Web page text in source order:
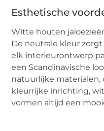
Esthetische
Witte houten
De neutrale kleur
elk interieurontwerp
een Scandinavische
natuurlijke materialen,
kleurrijke inrichting,
vormen altijd een